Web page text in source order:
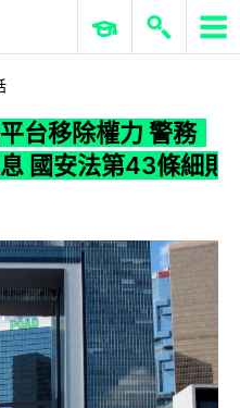
ERP 與商業 AI
台移除權力 警務
國安法第43條細則